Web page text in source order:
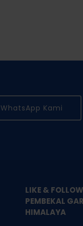
may
the
WhatsApp Kami
LIKE &
PEMBEKAL
HIMALAYA